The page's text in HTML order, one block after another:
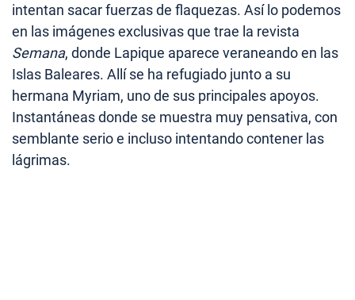
intentan sacar fuerzas de flaquezas. Así lo podemos
en las imágenes exclusivas que trae la revista
Semana, donde Lapique aparece veraneando en las
Islas Baleares. Allí se ha refugiado junto a su
hermana Myriam, uno de sus principales apoyos.
Instantáneas donde se muestra muy pensativa, con
semblante serio e incluso intentando contener las
lágrimas.